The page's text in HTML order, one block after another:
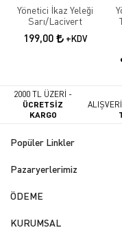
Yönetici İkaz Yeleği
Sarı/Lacivert
199,00 +KDV
2000 TL ÜZERİ -
ÜCRETSİZ
KARGO
Popüler Linkler
Pazaryerlerimiz
ÖDEME
KURUMSAL